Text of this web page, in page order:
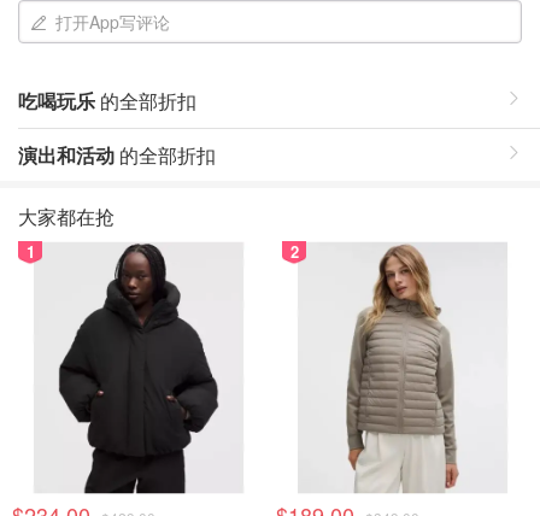
打开App写评论
吃喝玩乐 的全部折扣
演出和活动 的全部折扣
大家都在抢
1 2